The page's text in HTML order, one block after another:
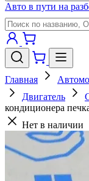
Авто в пути на
Главная
Двигатель
кондиционера
Нет в наличии